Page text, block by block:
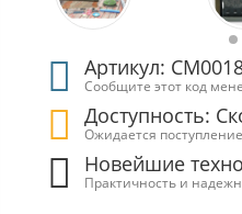
Артикул:
Сообщите этот код
Доступность:
Ожидается поступление
Новейшие
Практичность и